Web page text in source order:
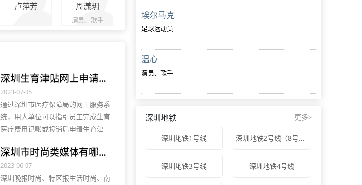
卢萍芳 周漾玥
演员、歌手
深圳生育津贴网上申请指南，操作流程图解
2023-07-05
通过深圳市医疗保障局的网上服务系
统，用人单位可以指引员工完成生育
医疗费用记账或报销后申请生育津
息、选择申请项目、确认津贴金额等
步骤，最后等待审核结果。
深圳市时尚类媒体有哪些？可参加活动能发稿的媒体清单
2023-06-07
深圳晚报时尚、特区报生活时尚、南
埃尔马克
足球运动员
温心
演员、歌手
深圳地铁 更多>
深圳地铁1号线 深圳地铁2号线（8号线）
深圳地铁3号线 深圳地铁4号线